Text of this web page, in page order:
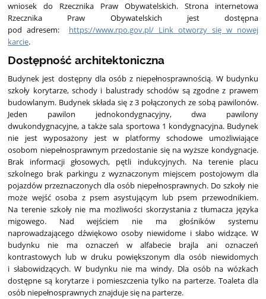
wniosek do Rzecznika Praw Obywatelskich. Strona internetowa
Rzecznika Praw Obywatelskich jest dostępna
pod adresem: https://www.rpo.gov.pl/ Link otworzy się w nowej
karcie.
Dostępność architektoniczna
Budynek jest dostępny dla osób z niepełnosprawnością. W budynku
szkoły korytarze, schody i balustrady schodów są zgodne z prawem
budowlanym. Budynek składa się z 3 połączonych ze sobą pawilonów.
Jeden pawilon jednokondygnacyjny, dwa pawilony
dwukondygnacyjne, a także sala sportowa 1 kondygnacyjna. Budynek
nie jest wyposażony jest w platformy schodowe umożliwiające
osobom niepełnosprawnym przedostanie się na wyższe kondygnacje.
Brak informacji głosowych, pętli indukcyjnych. Na terenie placu
szkolnego brak parkingu z wyznaczonym miejscem postojowym dla
pojazdów przeznaczonych dla osób niepełnosprawnych. Do szkoły nie
może wejść osoba z psem asystującym lub psem przewodnikiem.
Na terenie szkoły nie ma możliwości skorzystania z tłumacza języka
migowego. Nad wejściem nie ma głośników systemu
naprowadzającego dźwiękowo osoby niewidome i słabo widzące. W
budynku nie ma oznaczeń w alfabecie brajla ani oznaczeń
kontrastowych lub w druku powiększonym dla osób niewidomych
i słabowidzących. W budynku nie ma windy. Dla osób na wózkach
dostępne są korytarze i pomieszczenia tylko na parterze. Toaleta dla
osób niepełnosprawnych znajduje się na parterze.